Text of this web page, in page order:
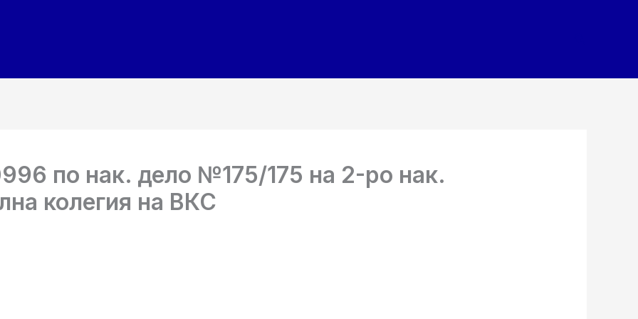
по нак. дело №175/175 на 2-ро нак.
колегия на ВКС